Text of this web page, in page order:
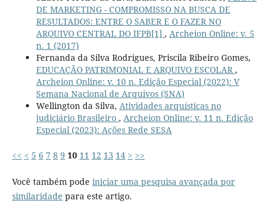
DE MARKETING - COMPROMISSO NA BUSCA DE
RESULTADOS: ENTRE O SABER E O FAZER NO
ARQUIVO CENTRAL DO IFPB[1] , Archeion Online: v. 5
n. 1 (2017)
Fernanda da Silva Rodrigues, Priscila Ribeiro Gomes,
EDUCAÇÃO PATRIMONIAL E ARQUIVO ESCOLAR ,
Archeion Online: v. 10 n. Edição Especial (2022): V
Semana Nacional de Arquivos (SNA)
Wellington da Silva, Atividades arquísticas no
judiciário Brasileiro , Archeion Online: v. 11 n. Edição
Especial (2023): Ações Rede SESA
<< < 5 6 7 8 9 10 11 12 13 14 > >>
Você também pode iniciar uma pesquisa avançada por
similaridade para este artigo.